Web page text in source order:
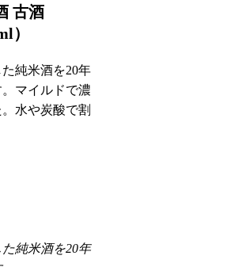
古酒
）
純米酒を20年
マイルドで濃
水や炭酸で割
純米酒を20年